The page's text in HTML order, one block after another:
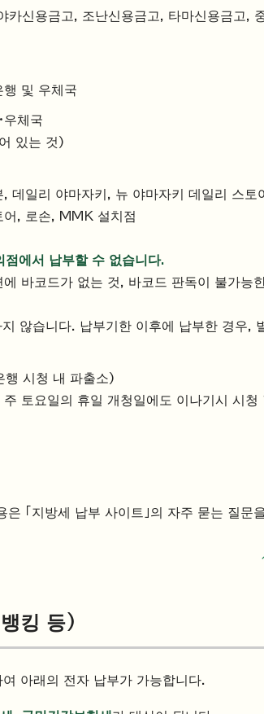
신용금고, 조난신용금고, 타마신용금고,
행 및 우체국
우체국
있는 것)
데일리 야마자키, 뉴 야마자키 데일리 스토
어, 로손, MMK 설치점
점에서 납부할 수 없습니다.
바코드가 없는 것, 바코드 판독이 불가능
않습니다. 납부기한 이후에 납부한 경우,
행 시청 내 파출소)
토요일의 휴일 개청일에도 이나기시 시
「지방세 납부 사이트」의 자주 묻는 질문
킹 등)
아래의 전자 납부가 가능합니다.